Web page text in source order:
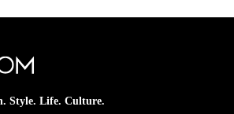
Style. Life. Culture.